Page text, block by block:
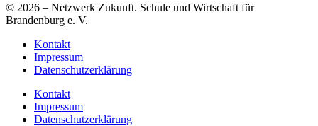
© 2026 – Netzwerk Zukunft. Schule und Wirtschaft für
Brandenburg e. V.
Kontakt
Impressum
Datenschutzerklärung
Kontakt
Impressum
Datenschutzerklärung